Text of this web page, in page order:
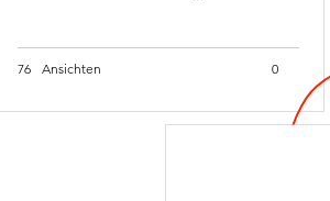
76 Ansichten 0